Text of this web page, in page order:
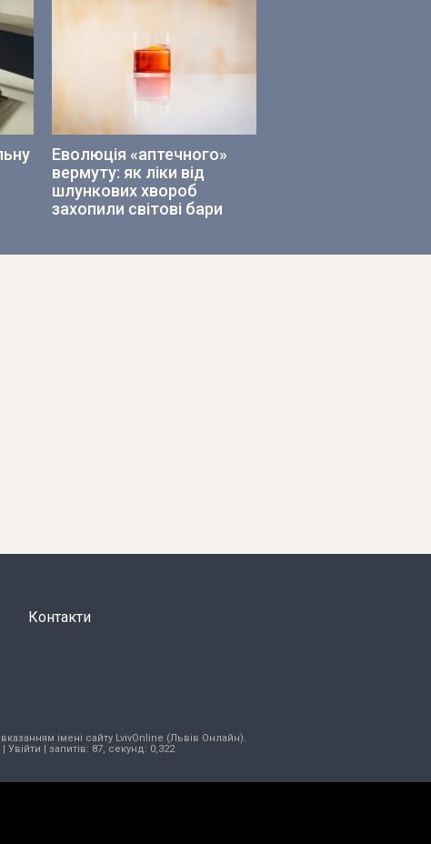
Еволюція «аптечного»
вермуту: як ліки від
шлункових хвороб
захопили світові бари
Контакти
імені сайту LvivOnline (Львів Онлайн).
| Увійти | запитів: 87, секунд: 0,322